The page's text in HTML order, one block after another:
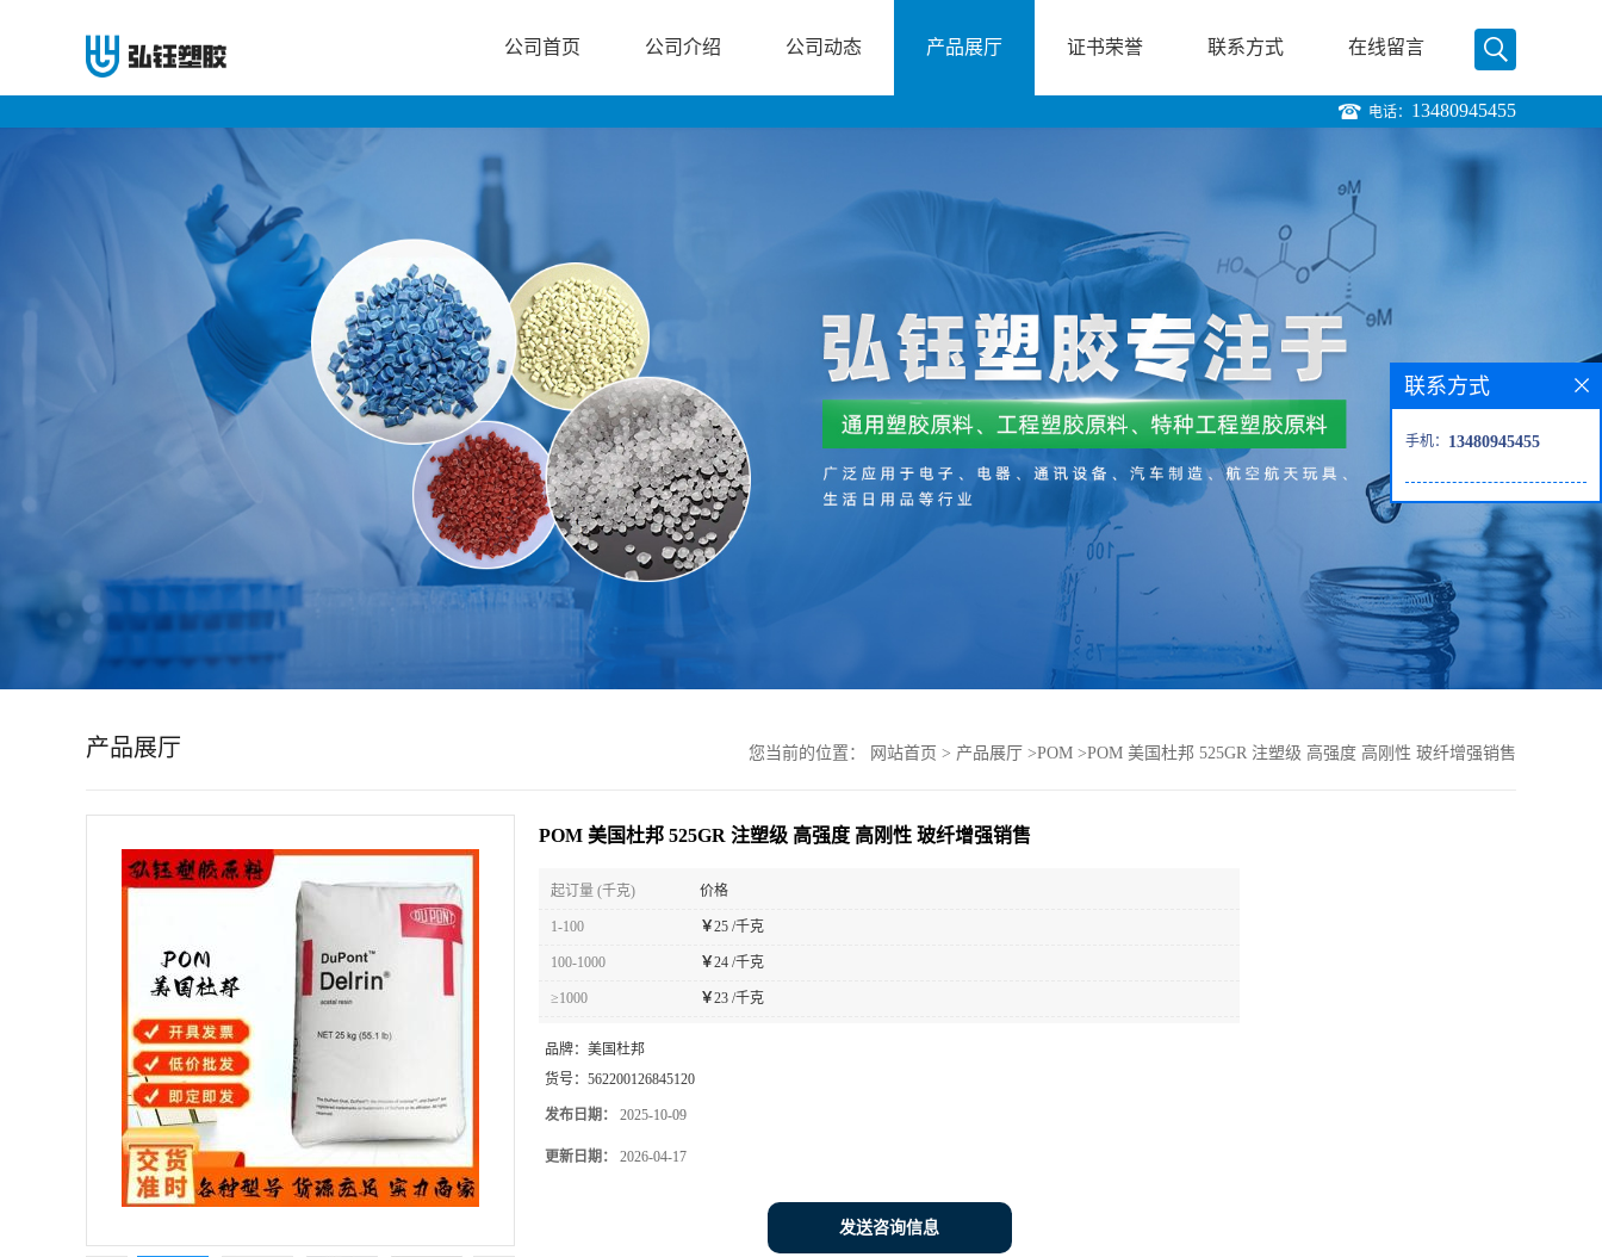
动
公司首页 公司介绍 公司动态 产品展厅 证书荣誉 联系方式 在线留言
电话： 13480945455
产品展厅 您当前的位置： 网站首页 > 产品展厅 >POM >POM 美国杜邦 525GR 注塑级 高强度 高刚性 玻纤增强销售
POM 美国杜邦 525GR 注塑级 高强度 高刚性 玻纤增强销售
起订量 (千克) 价格
1-100 ￥25 /千克
100-1000 ￥24 /千克
≥1000 ￥23 /千克
品牌： 美国杜邦
货号： 562200126845120
发布日期： 2025-10-09
更新日期： 2026-04-17
发送咨询信息
联系方式
手机： 13480945455